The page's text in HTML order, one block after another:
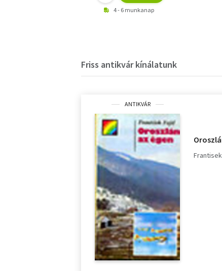
4 - 6 munkanap
Friss antikvár kínálatunk
ANTIKVÁR